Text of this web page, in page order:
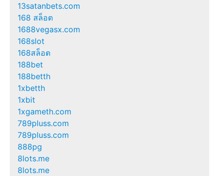
13satanbets.com
168 สล็อต
1688vegasx.com
168slot
168สล็อต
188bet
188betth
1xbetth
1xbit
1xgameth.com
789pluss.com
789pluss.com
888pg
8lots.me
8lots.me